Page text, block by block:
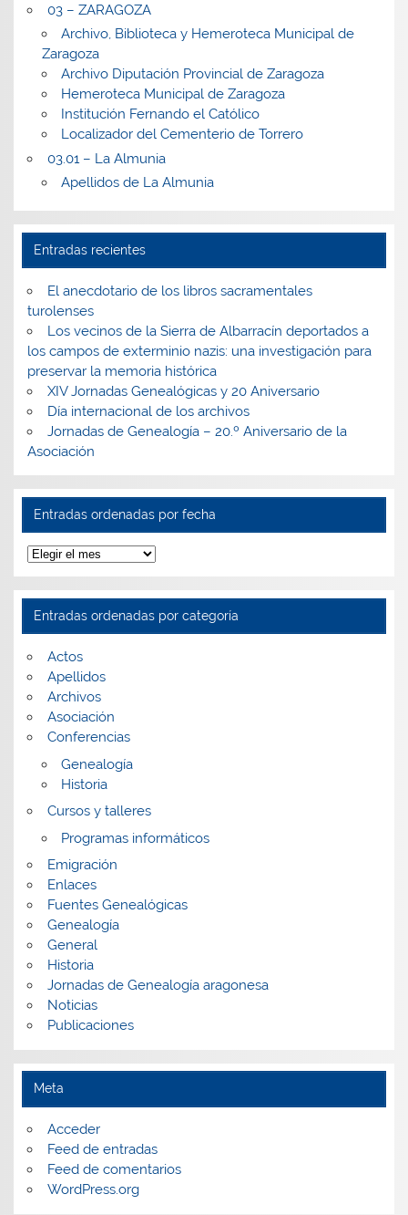
03 – ZARAGOZA
Archivo, Biblioteca y Hemeroteca Municipal de
Zaragoza
Archivo Diputación Provincial de Zaragoza
Hemeroteca Municipal de Zaragoza
Institución Fernando el Católico
Localizador del Cementerio de Torrero
03.01 – La Almunia
Apellidos de La Almunia
Entradas recientes
El anecdotario de los libros sacramentales
turolenses
Los vecinos de la Sierra de Albarracín deportados a
los campos de exterminio nazis: una investigación para
preservar la memoria histórica
XIV Jornadas Genealógicas y 20 Aniversario
Día internacional de los archivos
Jornadas de Genealogía – 20.º Aniversario de la
Asociación
Entradas ordenadas por fecha
Entradas
ordenadas
por
fecha
Entradas ordenadas por categoría
Actos
Apellidos
Archivos
Asociación
Conferencias
Genealogía
Historia
Cursos y talleres
Programas informáticos
Emigración
Enlaces
Fuentes Genealógicas
Genealogía
General
Historia
Jornadas de Genealogía aragonesa
Noticias
Publicaciones
Meta
Acceder
Feed de entradas
Feed de comentarios
WordPress.org